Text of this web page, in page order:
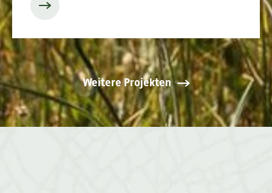
Weitere Projekten